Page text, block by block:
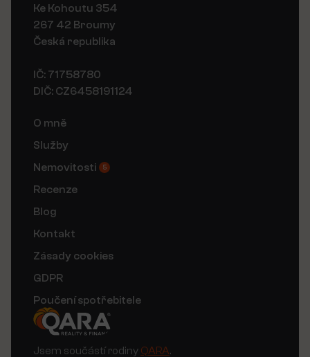
Ke Kohoutu 354
267 42 Broumy
Česká republika
IČ: 71758780
DIČ: CZ6458191124
O mně
Služby
Nemovitosti
5
Recenze
Blog
Kontakt
Zásady cookies
GDPR
Poučení spotřebitele
Jsem součástí rodiny QARA.